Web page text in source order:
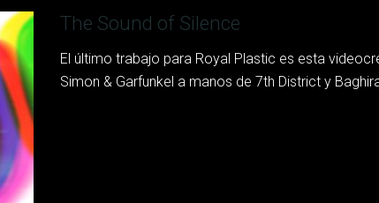
The Sound of Silence
El último trabajo para Royal Plastic es esta
Simon & Garfunkel a manos de 7th District y